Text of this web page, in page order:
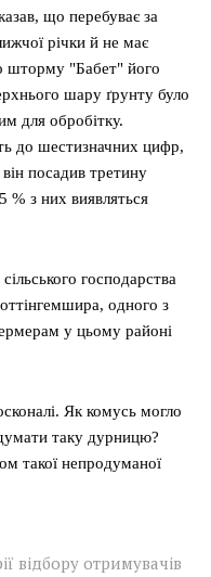
що перебуває за
річки й не має
шторму "Бабет" його
шару ґрунту було
для обробітку.
до шестизначних цифр,
посадив третину
% з них виявляться
господарства
одного з
у цьому районі
Як комусь могло
таку дурницю?
такої непродуманої
відбору отримувачів